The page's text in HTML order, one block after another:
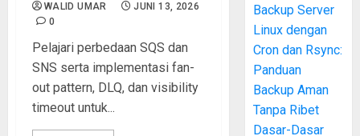
WALID UMAR
JUNI 13, 2026
0
Pelajari perbedaan SQS dan
SNS serta implementasi fan-
out pattern, DLQ, dan visibility
timeout untuk...
Backup Server
Linux dengan
Cron dan Rsync:
Panduan
Backup Aman
Tanpa Ribet
Dasar-Dasar